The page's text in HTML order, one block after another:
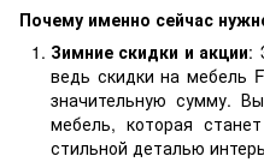
Почему именно сейчас
Зимние скидки и акции:
ведь скидки на мебель
значительную сумму.
мебель, которая
стильной деталью